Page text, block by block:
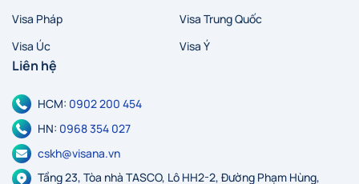
Visa Pháp
Visa Trung Quốc
Visa Úc
Visa Ý
Liên hệ
HCM: 0902 200 454
HN: 0968 354 027
cskh@visana.vn
Tầng 23, Tòa nhà TASCO, Lô HH2-2, Đường Phạm Hùng,